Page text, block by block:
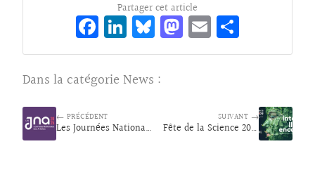
Partager cet article
Fa
ce
bo
o
k
Li
n
ke
dI
n
Bl
ue
sk
M
as
o
n
E
m rt
Dans la catégorie News :
← PRÉCÉDENT
Les Journées Nationales des Artistes
SUIVANT →
Fête de la Science 2025 : Intelligence(s)